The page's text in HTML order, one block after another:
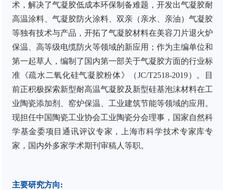
术，解决了气凝胶低成本环保制备难题，开发出气凝胶耐
高温涂料、气凝胶防火涂料、双亲（亲水、亲油）气凝胶
等独有技术与产品，开拓了气凝胶材料在美容刀片退火炉
保温、高等级电缆防火等领域的新应用；作为主编单位和
第一起草人，编制了国内第一部关于气凝胶方面的行业标
准《疏水二氧化硅气凝胶粉体》（JC/T2518-2019）。目
前正积极探索新型耐高温气凝胶及 新型硅基泡沫材料在工
业陶瓷添加剂、窑炉保温、工业建筑节能等领域的应用。
现担任中国陶瓷工业协会工业陶瓷分会理事，国家自然科
学基金委项目通讯评议专家，上海市科学技术专家库专
家，国内外多家学术期刊审稿人等职。
主要研究方向: